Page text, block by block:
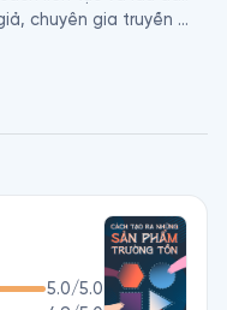
chuyên gia truyền
Apparel và
có thể biết đến Ryan
5.0/5.0